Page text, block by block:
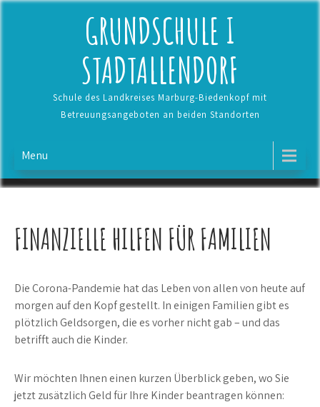
Skip
GRUNDSCHULE I
STADTALLENDORF
Schule des Landkreises Marburg-Biedenkopf mit
Betreuungsangeboten an beiden Standorten
Menu
FINANZIELLE HILFEN FÜR FAMILIEN
Die Corona-Pandemie hat das Leben von allen von heute auf
morgen auf den Kopf gestellt. In einigen Familien gibt es
plötzlich Geldsorgen, die es vorher nicht gab – und das
betrifft auch die Kinder.
Wir möchten Ihnen einen kurzen Überblick geben, wo Sie
jetzt zusätzlich Geld für Ihre Kinder beantragen können: